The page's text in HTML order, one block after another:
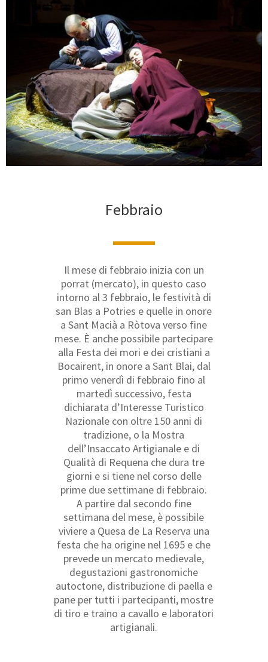
Febbraio
Il mese di febbraio inizia con un
porrat (mercato), in questo caso
intorno al 3 febbraio, le festività di
san Blas a Potries e quelle in onore
a Sant Macià a Ròtova verso fine
mese. È anche possibile partecipare
alla Festa dei mori e dei cristiani a
Bocairent, in onore a Sant Blai, dal
primo venerdì di febbraio fino al
martedì successivo, festa
dichiarata d’Interesse Turistico
Nazionale con oltre 150 anni di
tradizione, o la Mostra
dell’Insaccato Artigianale e di
Qualità di Requena che dura tre
giorni e si tiene nel corso delle
prime due settimane di febbraio.
A partire dal secondo fine
settimana del mese, è possibile
viviere a Quesa de La Reserva una
festa che ha origine nel 1695 e che
prevede un mercato medievale,
degustazioni gastronomiche
autoctone, distribuzione di paella e
pane per tutti i partecipanti, mostre
di tiro e traino a cavallo e laboratori
artigianali.